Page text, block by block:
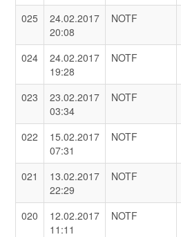
025
24.02.2017
20:08
NOTF
024
24.02.2017
19:28
NOTF
023
23.02.2017
03:34
NOTF
022
15.02.2017
07:31
NOTF
021
13.02.2017
22:29
NOTF
020
12.02.2017
11:11
NOTF